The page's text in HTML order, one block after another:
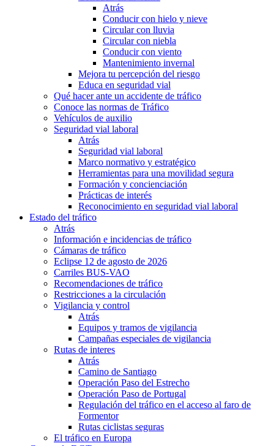
Atrás
Conducir con hielo y nieve
Circular con lluvia
Circular con niebla
Conducir con viento
Mantenimiento invernal
Mejora tu percepción del riesgo
Educa en seguridad vial
Qué hacer ante un accidente de tráfico
Conoce las normas de Tráfico
Vehículos de auxilio
Seguridad vial laboral
Atrás
Seguridad vial laboral
Marco normativo y estratégico
Herramientas para una movilidad segura
Formación y concienciación
Prácticas de interés
Reconocimiento en seguridad vial laboral
Estado del tráfico
Atrás
Información e incidencias de tráfico
Cámaras de tráfico
Eclipse 12 de agosto de 2026
Carriles BUS-VAO
Recomendaciones de tráfico
Restricciones a la circulación
Vigilancia y control
Atrás
Equipos y tramos de vigilancia
Campañas especiales de vigilancia
Rutas de interes
Atrás
Camino de Santiago
Operación Paso del Estrecho
Operación Paso de Portugal
Regulación del tráfico en el acceso al faro de
Formentor
Rutas ciclistas seguras
El tráfico en Europa